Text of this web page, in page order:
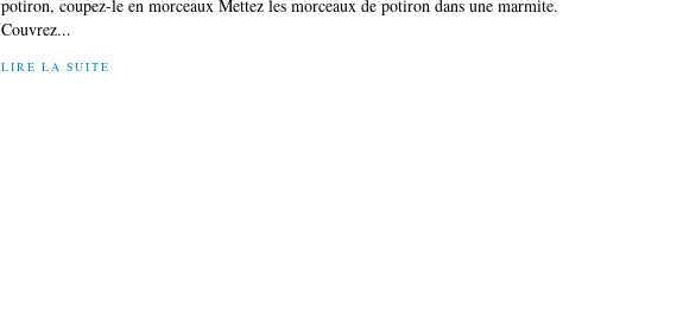
potiron, coupez-le en morceaux Mettez les morceaux de potiron dans une marmite.
Couvrez...
LIRE LA SUITE